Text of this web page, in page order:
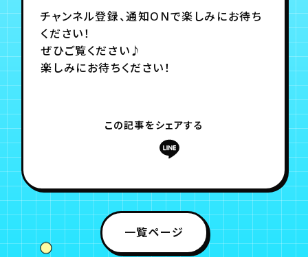
会員登録 ログイン
チャンネル登録、通知ONで楽しみにお待ち
ください！
ぜひご覧ください♪
楽しみにお待ちください！
この記事をシェアする
一覧ページ